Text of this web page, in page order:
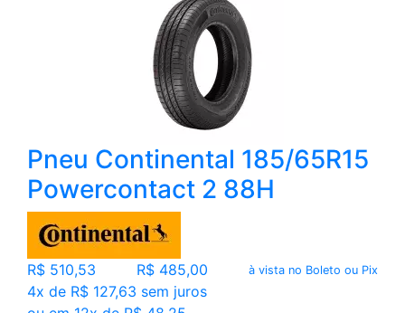
Pneu Continental 185/65R15
Powercontact 2 88H
R$ 510,53 R$ 485,00 à vista no Boleto ou Pix
4x de R$ 127,63 sem juros